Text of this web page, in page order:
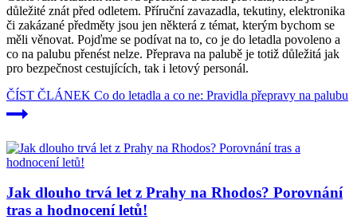
důležité znát před odletem. Příruční zavazadla, tekutiny, elektronika
či zakázané předměty jsou jen některá z témat, kterým bychom se
měli věnovat. Pojďme se podívat na to, co je do letadla povoleno a
co na palubu přenést nelze. Přeprava na palubě je totiž důležitá jak
pro bezpečnost cestujících, tak i letový personál.
ČÍST ČLÁNEK Co do letadla a co ne: Pravidla přepravy na palubu
Jak dlouho trvá let z Prahy na Rhodos? Porovnání
tras a hodnocení letů!